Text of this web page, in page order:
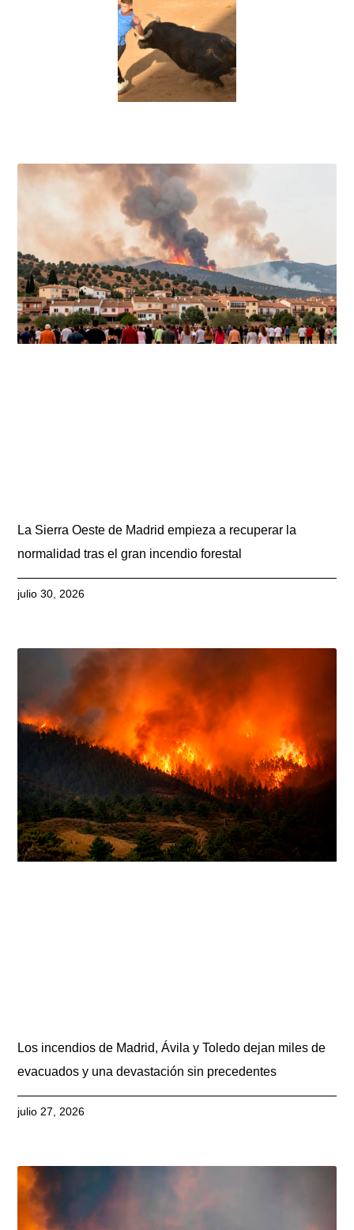
La Sierra Oeste de Madrid empieza a recuperar la
normalidad tras el gran incendio forestal
julio 30, 2026
Los incendios de Madrid, Ávila y Toledo dejan miles de
evacuados y una devastación sin precedentes
julio 27, 2026